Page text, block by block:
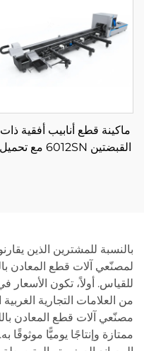
ماكينة قطع أنابيب أفقية ذات
القبضتين 6012SN مع تحميل
بالنسبة للمشترين الذين
لمصنّعي آلات قطع المعادن
للقياس. أولاً، تكون الأسعار
من العلامات التجارية
مصنّعي آلات قطع المعادن
ممتازة وإنتاجًا يوميًّا